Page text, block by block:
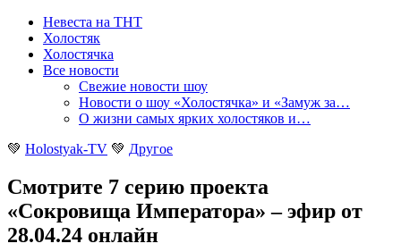
Невеста на ТНТ
Холостяк
Холостячка
Все новости
Свежие новости шоу
Новости о шоу «Холостячка» и «Замуж за…
О жизни самых ярких холостяков и…
💚 Holostyak-TV 💚 Другое
Смотрите 7 серию проекта
«Сокровища Императора» – эфир от
28.04.24 онлайн